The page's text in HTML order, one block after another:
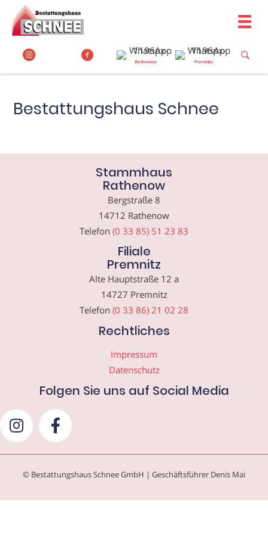
Inhalt
springen
Rathenow Premnitz
Bestattungshaus Schnee
Stammhaus
Rathenow
Bergstraße 8
14712 Rathenow
Telefon (0 33 85) 51 23 83
Filiale
Premnitz
Alte Hauptstraße 12 a
14727 Premnitz
Telefon (0 33 86) 21 02 28
Rechtliches
Impressum
Datenschutz
Folgen Sie uns auf Social Media
© Bestattungshaus Schnee GmbH | Geschäftsführer Denis Mai